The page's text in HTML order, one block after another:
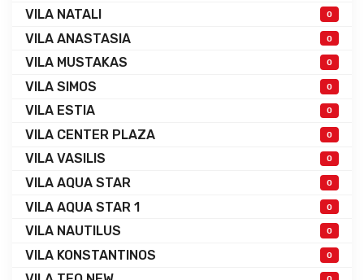
VILA NATALI 0
VILA ANASTASIA 0
VILA MUSTAKAS 0
VILA SIMOS 0
VILA ESTIA 0
VILA CENTER PLAZA 0
VILA VASILIS 0
VILA AQUA STAR 0
VILA AQUA STAR 1 0
VILA NAUTILUS 0
VILA KONSTANTINOS 0